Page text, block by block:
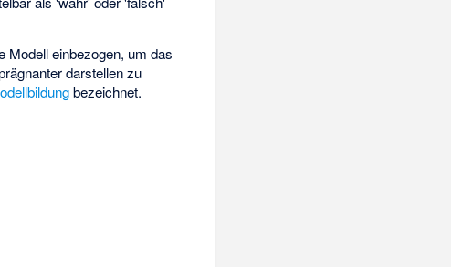
Modell einbezogen, um das
darstellen zu
bezeichnet.